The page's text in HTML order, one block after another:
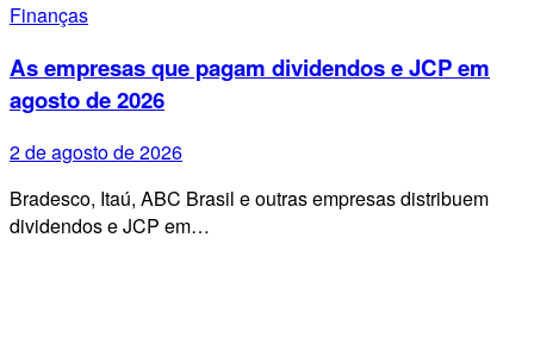
Finanças
As empresas que pagam dividendos e JCP em
agosto de 2026
2 de agosto de 2026
Bradesco, Itaú, ABC Brasil e outras empresas distribuem
dividendos e JCP em…